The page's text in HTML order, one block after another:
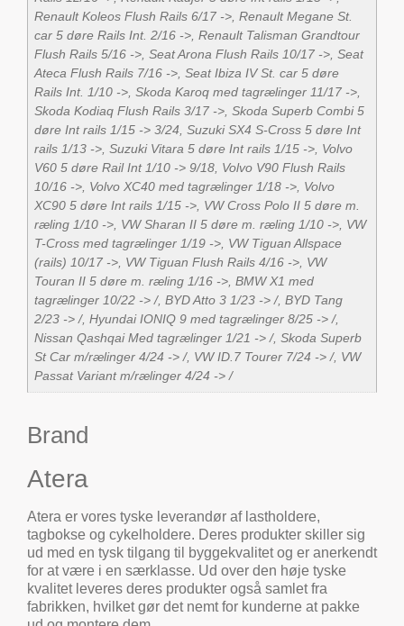
Renault Koleos Flush Rails 6/17 ->, Renault Megane St.
car 5 døre Rails Int. 2/16 ->, Renault Talisman Grandtour
Flush Rails 5/16 ->, Seat Arona Flush Rails 10/17 ->, Seat
Ateca Flush Rails 7/16 ->, Seat Ibiza IV St. car 5 døre
Rails Int. 1/10 ->, Skoda Karoq med tagrælinger 11/17 ->,
Skoda Kodiaq Flush Rails 3/17 ->, Skoda Superb Combi 5
døre Int rails 1/15 -> 3/24, Suzuki SX4 S-Cross 5 døre Int
rails 1/13 ->, Suzuki Vitara 5 døre Int rails 1/15 ->, Volvo
V60 5 døre Rail Int 1/10 -> 9/18, Volvo V90 Flush Rails
10/16 ->, Volvo XC40 med tagrælinger 1/18 ->, Volvo
XC90 5 døre Int rails 1/15 ->, VW Cross Polo II 5 døre m.
ræling 1/10 ->, VW Sharan II 5 døre m. ræling 1/10 ->, VW
T-Cross med tagrælinger 1/19 ->, VW Tiguan Allspace
(rails) 10/17 ->, VW Tiguan Flush Rails 4/16 ->, VW
Touran II 5 døre m. ræling 1/16 ->, BMW X1 med
tagrælinger 10/22 -> /, BYD Atto 3 1/23 -> /, BYD Tang
2/23 -> /, Hyundai IONIQ 9 med tagrælinger 8/25 -> /,
Nissan Qashqai Med tagrælinger 1/21 -> /, Skoda Superb
St Car m/rælinger 4/24 -> /, VW ID.7 Tourer 7/24 -> /, VW
Passat Variant m/rælinger 4/24 -> /
Brand
Atera
Atera er vores tyske leverandør af lastholdere,
tagbokse og cykelholdere. Deres produkter skiller sig
ud med en tysk tilgang til byggekvalitet og er anerkendt
for at være i en særklasse. Ud over den høje tyske
kvalitet leveres deres produkter også samlet fra
fabrikken, hvilket gør det nemt for kunderne at pakke